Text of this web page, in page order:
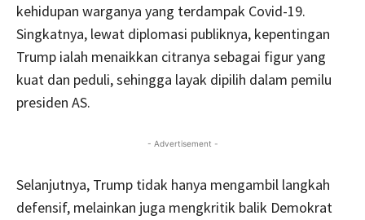
kehidupan warganya yang terdampak Covid-19.
Singkatnya, lewat diplomasi publiknya, kepentingan
Trump ialah menaikkan citranya sebagai figur yang
kuat dan peduli, sehingga layak dipilih dalam pemilu
presiden AS.
- Advertisement -
Selanjutnya, Trump tidak hanya mengambil langkah
defensif, melainkan juga mengkritik balik Demokrat